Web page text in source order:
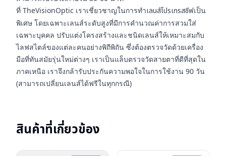
ที่ TheVisionOptic เราเชี่ยวชาญในการทำเลนส์โปรเกรสซีฟเป็น
พิเศษ โดยเฉพาะเลนส์ระดับสูงที่มีการคำนวณค่าการสวมใส่
เฉพาะบุคคล ปรับแต่งโครงสร้างและชนิดเลนส์ให้เหมาะสมกับ
ไลฟสไตล์ของแต่ละคนอย่างพิถีพิถัน ซึ่งต้องตรวจวัดด้วยเครื่อง
มือที่ทันสมัยรุ่นใหม่ต่างๆ เราเป็นแล็บตรวจวัดสายตาที่ดีที่สุดใน
ภาคเหนือ เราจึงกล้ารับประกันความพอใจในการใช้งาน 90 วัน
(สามารถเปลี่ยนเลนส์ได้ฟรีในทุกกรณี)
สินค้าที่เกี่ยวข้อง